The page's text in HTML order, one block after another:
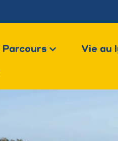
Parcours Vie au